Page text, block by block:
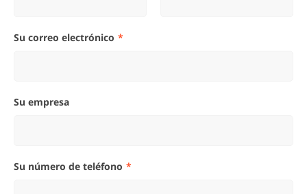
Su correo electrónico
Su empresa
Su número de teléfono